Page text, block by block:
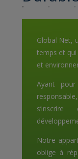
Global Net,
temps et
et
Ayant
Notre
oblige à